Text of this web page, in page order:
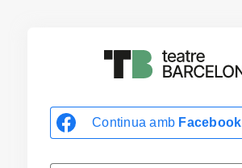
Continua amb Facebook